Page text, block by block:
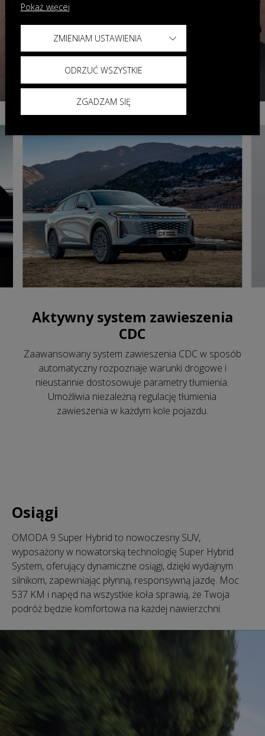
Aktywny system zawieszenia
CDC
Zaawansowany system zawieszenia CDC w sposób
automatyczny rozpoznaje warunki drogowe i
nieustannie dostosowuje parametry tłumienia.
Umożliwia niezależną regulację tłumienia
zawieszenia w każdym kole pojazdu.
Osiągi
OMODA 9 Super Hybrid to nowoczesny SUV,
wyposażony w nowatorską technologię Super Hybrid
System, oferujący dynamiczne osiągi, dzięki wydajnym
silnikom, zapewniając płynną, responsywną jazdę. Moc
537 KM i napęd na wszystkie koła sprawią, że Twoja
podróż będzie komfortowa na każdej nawierzchni.
Pokaż więcej
ZMIENIAM USTAWIENIA
ODRZUĆ WSZYSTKIE
ZGADZAM SIĘ